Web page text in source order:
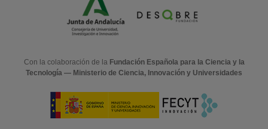
Con la colaboración de la Fundación Española para la Ciencia y la
Tecnología — Ministerio de Ciencia, Innovación y Universidades